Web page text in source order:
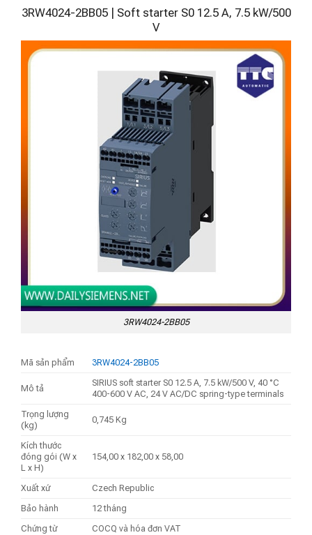
3RW4024-2BB05 | Soft starter S0 12.5 A, 7.5 kW/500
V
3RW4024-2BB05
Mã sản phẩm 3RW4024-2BB05
Mô tả
SIRIUS soft starter S0 12.5 A, 7.5 kW/500 V, 40 °C
400-600 V AC, 24 V AC/DC spring-type terminals
Trọng lượng
(kg)
0,745 Kg
Kích thước
đóng gói (W x
L x H)
154,00 x 182,00 x 58,00
Xuất xứ
Czech Republic
Bảo hành
12 tháng
Chứng từ
COCQ và hóa đơn VAT